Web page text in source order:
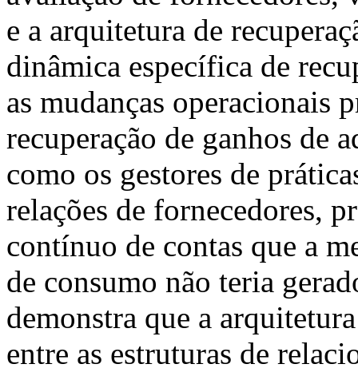
e a arquitetura de
dinâmica específica de
as mudanças operacionais
recuperação de ganhos de
como os gestores de
relações de fornecedores,
contínuo de contas que a
de consumo não teria
demonstra que a
entre as estruturas de